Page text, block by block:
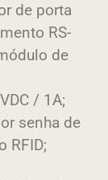
de porta
RS-
de
/ 1A;
senha de
RFID;